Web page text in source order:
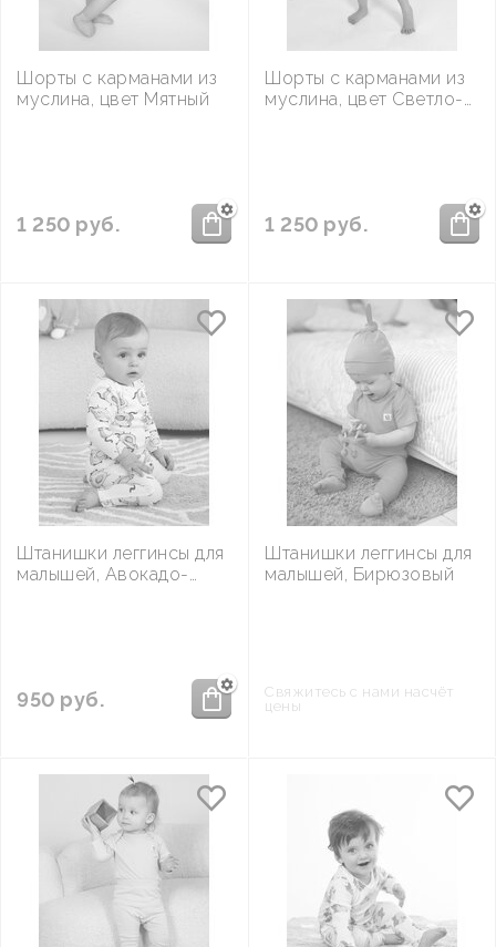
Шорты с карманами из
муслина, цвет Мятный
1 250 руб.
Шорты с карманами из
муслина, цвет Светло-
1 250 руб.
Штанишки леггинсы для
малышей, Авокадо-
950 руб.
Штанишки леггинсы для
малышей, Бирюзовый
Свяжитесь с нами насчёт
цены